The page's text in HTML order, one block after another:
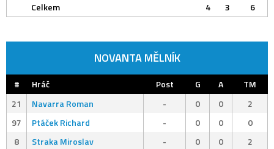
Celkem
4 3 6
NOVANTA MĚLNÍK
# Hráč Post G A
TM
21
Navarra Roman - 0 0
2
97
Ptáček Richard - 0 0
0
8
Straka Miroslav - 0 0 2